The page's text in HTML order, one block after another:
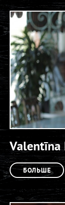
Valentīna
БОЛЬШЕ